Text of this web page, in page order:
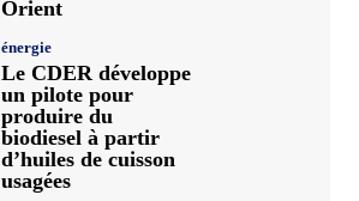
Orient
énergie
Le CDER développe
un pilote pour
produire du
biodiesel à partir
d’huiles de cuisson
usagées